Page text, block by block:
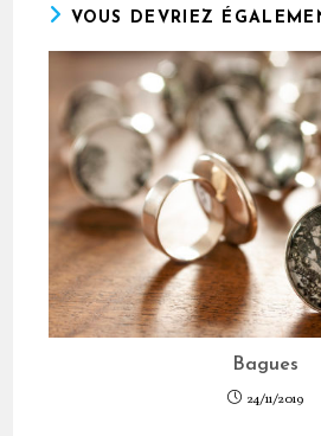
VOUS DEVRIEZ
Bagues
24/11/2019